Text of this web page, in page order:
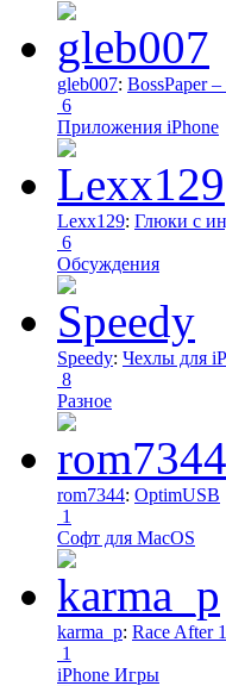
gleb007: BossPaper
6
Приложения iPhone
Lexx129: Глюки с
6
Обсуждения
Speedy: Чехлы для
8
Разное
rom7344: OptimUSB
1
Софт для MacOS
karma_p: Race After
1
iPhone Игры